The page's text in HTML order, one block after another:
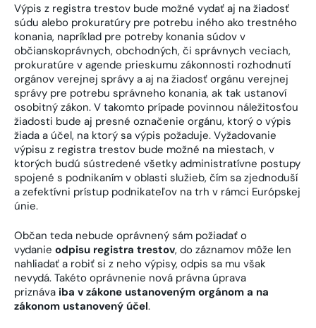
Výpis z registra trestov bude možné vydať aj na žiadosť
súdu alebo prokuratúry pre potrebu iného ako trestného
konania, napríklad pre potreby konania súdov v
občianskoprávnych, obchodných, či správnych veciach,
prokuratúre v agende prieskumu zákonnosti rozhodnutí
orgánov verejnej správy a aj na žiadosť orgánu verejnej
správy pre potrebu správneho konania, ak tak ustanoví
osobitný zákon. V takomto prípade povinnou náležitosťou
žiadosti bude aj presné označenie orgánu, ktorý o výpis
žiada a účel, na ktorý sa výpis požaduje. Vyžadovanie
výpisu z registra trestov bude možné na miestach, v
ktorých budú sústredené všetky administratívne postupy
spojené s podnikaním v oblasti služieb, čím sa zjednoduší
a zefektívni prístup podnikateľov na trh v rámci Európskej
únie.
Občan teda nebude oprávnený sám požiadať o
vydanie odpisu registra trestov, do záznamov môže len
nahliadať a robiť si z neho výpisy, odpis sa mu však
nevydá. Takéto oprávnenie nová právna úprava
priznáva iba v zákone ustanoveným orgánom a na
zákonom ustanovený účel.